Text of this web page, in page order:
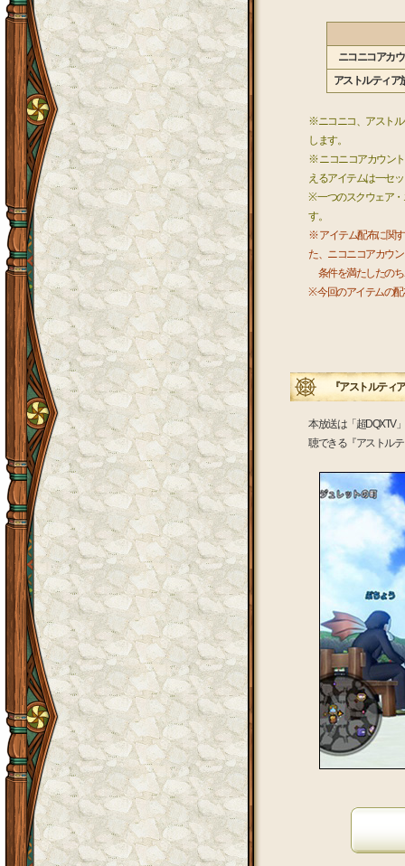
ニコニコアカ
アストルティア
※ニコニコ、アストル
します。
※ ニコニコアカウン
えるアイテムは一セ
※ 一つのスクウェア
す。
※ アイテム配布に関
た、ニコニコアカウ
条件を満たしたのち
※ 今回のアイテムの
『アストルティ
本放送は「超DQXTV
聴できる『アストル